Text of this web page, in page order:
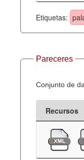
Etiquetas:
Pareceres
Conjunto de
Recursos